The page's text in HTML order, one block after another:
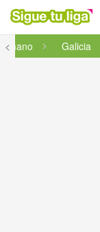
<
Galicia